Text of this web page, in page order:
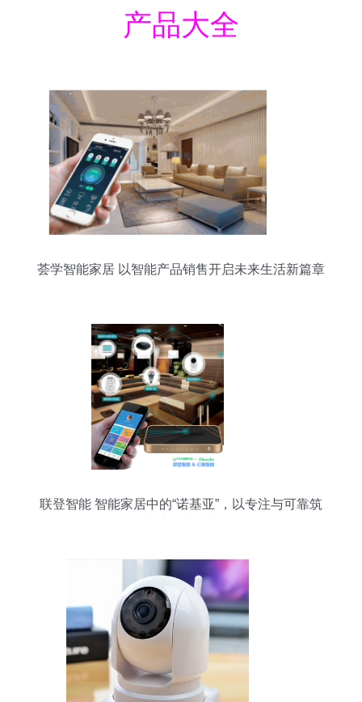
产品大全
荟学智能家居 以智能产品销售开启未来生活新篇章
联登智能 智能家居中的“诺基亚”，以专注与可靠筑